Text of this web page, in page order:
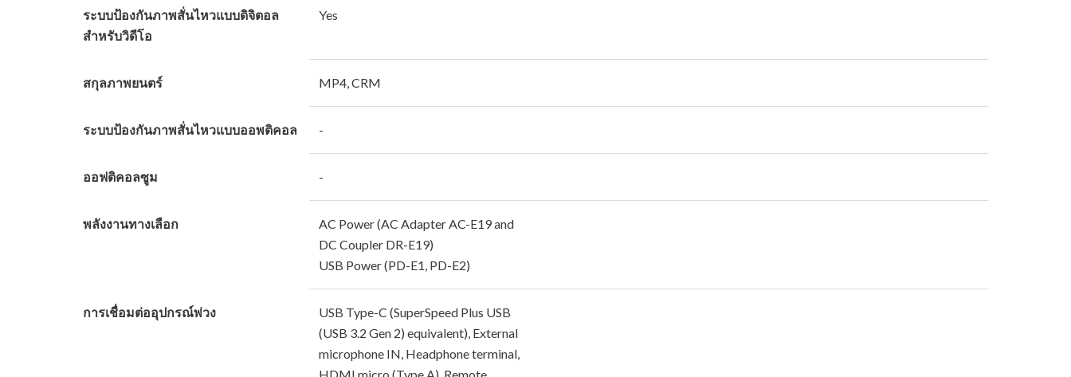
ระบบป้องกันภาพสั่นไหวแบบดิจิตอล
สำหรับวิดีโอ
Yes
สกุลภาพยนตร์ MP4, CRM
ระบบป้องกันภาพสั่นไหวแบบออพติคอล -
ออฟติคอลซูม -
พลังงานทางเลือก
AC Power (AC Adapter AC-E19 and
DC Coupler DR-E19)
USB Power (PD-E1, PD-E2)
การเชื่อมต่ออุปกรณ์พ่วง
USB Type-C (SuperSpeed Plus USB
(USB 3.2 Gen 2) equivalent), External
microphone IN, Headphone terminal,
HDMI micro (Type A), Remote